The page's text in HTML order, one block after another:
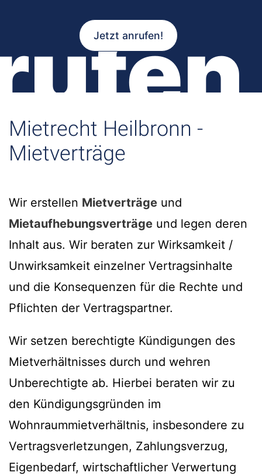
Jetzt anrufen!
Mietrecht Heilbronn -
Mietverträge
Wir erstellen Mietverträge und
Mietaufhebungsverträge und legen deren
Inhalt aus. Wir beraten zur Wirksamkeit /
Unwirksamkeit einzelner Vertragsinhalte
und die Konsequenzen für die Rechte und
Pflichten der Vertragspartner.
Wir setzen berechtigte Kündigungen des
Mietverhältnisses durch und wehren
Unberechtigte ab. Hierbei beraten wir zu
den Kündigungsgründen im
Wohnraummietverhältnis, insbesondere zu
Vertragsverletzungen, Zahlungsverzug,
Eigenbedarf, wirtschaftlicher Verwertung